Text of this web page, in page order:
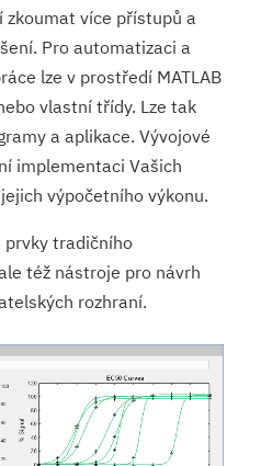
zkoumat více přístupů a
Pro automatizaci a
lze v prostředí MATLAB
vlastní třídy. Lze tak
a aplikace. Vývojové
implementaci Vašich
výpočetního výkonu.
prvky tradičního
též nástroje pro návrh
rozhraní.